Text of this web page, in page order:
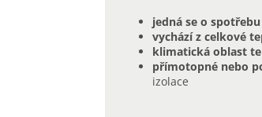
jedná se o
vychází z celkové
klimatická oblast
přímotopné nebo
izolace